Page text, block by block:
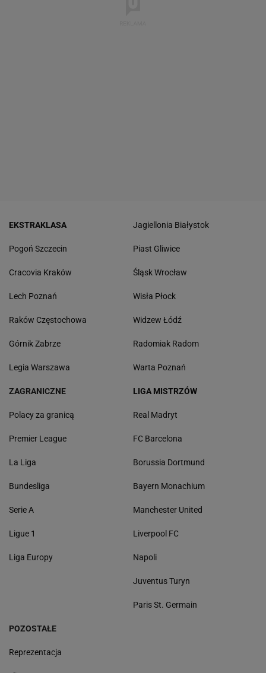
EKSTRAKLASA
Pogoń Szczecin
Cracovia Kraków
Lech Poznań
Raków Częstochowa
Górnik Zabrze
Legia Warszawa
Jagiellonia Białystok
Piast Gliwice
Śląsk Wrocław
Wisła Płock
Widzew Łódź
Radomiak Radom
Warta Poznań
ZAGRANICZNE
Polacy za granicą
Premier League
La Liga
Bundesliga
Serie A
Ligue 1
Liga Europy
LIGA MISTRZÓW
Real Madryt
FC Barcelona
Borussia Dortmund
Bayern Monachium
Manchester United
Liverpool FC
Napoli
Juventus Turyn
Paris St. Germain
POZOSTAŁE
Reprezentacja